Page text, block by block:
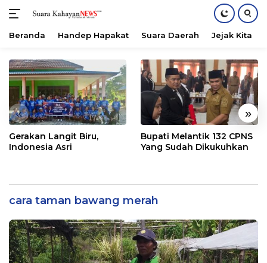
konten
Beranda Handep Hapakat Suara Daerah Jejak Kita
« »
Gerakan Langit Biru,
Indonesia Asri
Bupati Melantik 132 CPNS
Yang Sudah Dikukuhkan
cara taman bawang merah